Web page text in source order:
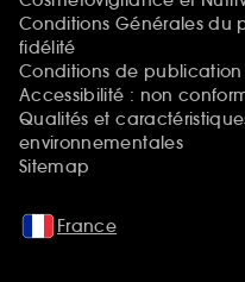
Conditions Générales du
fidélité
Conditions de publication
Accessibilité : non
Qualités et
environnementales
Sitemap
France